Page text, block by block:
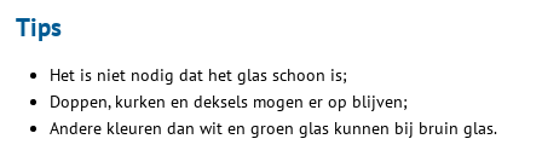
Tips
Het is niet nodig dat het glas schoon is;
Doppen, kurken en deksels mogen er op blijven;
Andere kleuren dan wit en groen glas kunnen bij bruin glas.